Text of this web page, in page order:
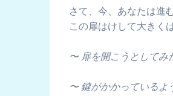
さて、今、あなたは進
この扉はけして大きく
〜 扉を開こうとしてみ
〜 鍵がかかっているよ